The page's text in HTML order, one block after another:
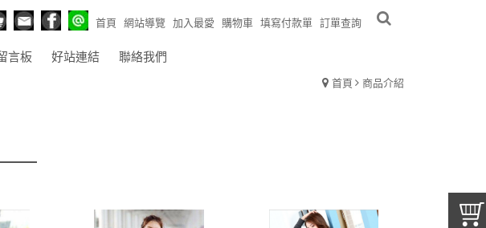
首頁 網站導覽 加入最愛 購物車 填寫付款單 訂單查詢
言板 好站連結 聯絡我們
首頁 商品介紹